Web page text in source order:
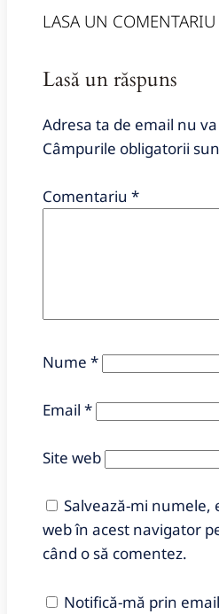
LASA UN COMENTARIU
Lasă un răspuns
Adresa ta de email nu
Câmpurile obligatorii
Comentariu *
Nume *
Email *
Site web
Salvează-mi numele,
web în acest navigator
când o să comentez.
Notifică-mă prin